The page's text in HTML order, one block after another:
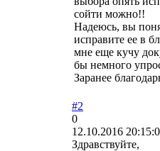
сойти можно!!
Надеюсь, вы
исправите ее в
мне еще кучу
бы немного
Заранее
#2
0
12.10.2016
Здравствуйте,